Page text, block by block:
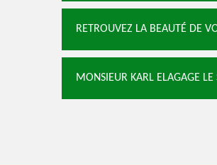
RETROUVEZ LA BEAUTÉ DE
MONSIEUR KARL ELAGAGE